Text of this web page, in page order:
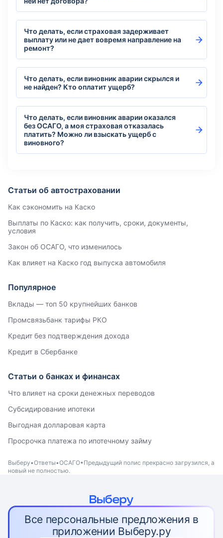
Что делать, если страховая задерживает
выплату или не дает вовремя направление на
ремонт?
Что делать, если виновник аварии скрылся и
не найден? Кто оплатит ущерб?
Что делать, если виновник аварии оказался
без ОСАГО, а моя страховая отказалась
платить? Можно ли взыскать ущерб с
виновного?
Статьи об автостраховании
Как сэкономить на Каско
Выплаты по Каско: как получить, сроки, документы,
условия
Закон об ОСАГО, что изменилось
Как влияет на Каско год выпуска автомобиля
Популярное
Вклады — топ 50 крупнейших банков
Промсвязьбанк тарифы РКО
Кредит без подтверждения дохода
Кредит в Сбербанке
Статьи о банках и финансах
Что влияет на сроки денежных переводов
Субсидирование ипотеки
Выгодная долларовая карта
Просрочка платежа по ипотечному займу
Выберу Ответы ОСАГО Предыдущий полис прекрасно загрузился, а
новый не полностью.
Все персональные предложения в
приложении Выберу.ру